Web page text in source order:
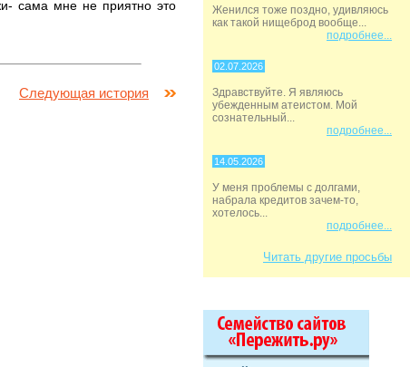
сама мне не приятно это
Следующая история
Женился тоже поздно, удивляюсь
как такой нищеброд вообще...
подробнее...
02.07.2026
Здравствуйте. Я являюсь
убежденным атеистом. Мой
сознательный...
подробнее...
14.05.2026
У меня проблемы с долгами,
набрала кредитов зачем-то,
хотелось...
подробнее...
Читать другие просьбы